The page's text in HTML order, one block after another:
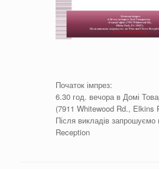
Початок імпрез:
6.30 год. вечора в Домі
(7911 Whitewood Rd., Elkins
Після викладів
Reception